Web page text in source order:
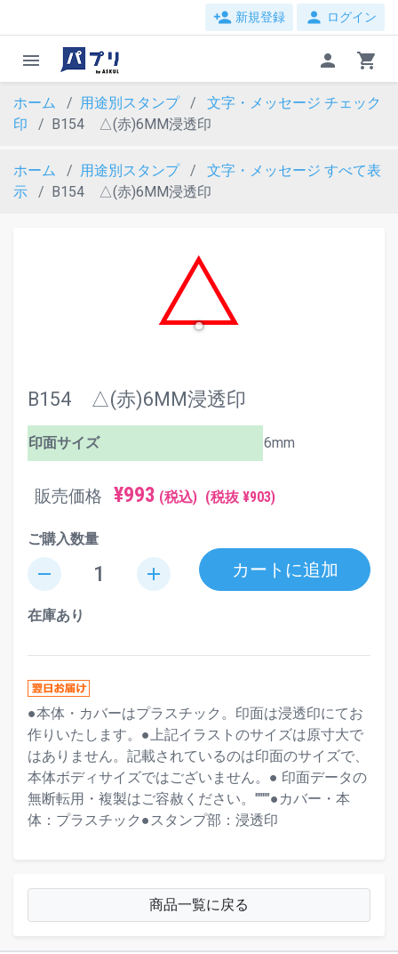
person_add 新規登録 person ログイン
menu person shopping_cart
ホーム 用途別スタンプ 文字・メッセージ チェック
印
B154 △(赤)6MM浸透印
ホーム 用途別スタンプ 文字・メッセージ すべて表
示
B154 △(赤)6MM浸透印
B154 △(赤)6MM浸透印
印面サイズ 6mm
販売価格 ¥993 (税込) (税抜 ¥903)
ご購入数量
remove add カートに追加
在庫あり
●本体・カバーはプラスチック。印面は浸透印にてお
作りいたします。●上記イラストのサイズは原寸大で
はありません。記載されているのは印面のサイズで、
本体ボディサイズではございません。● 印面データの
無断転用・複製はご容赦ください。""""●カバー・本
体：プラスチック●スタンプ部：浸透印
商品一覧に戻る